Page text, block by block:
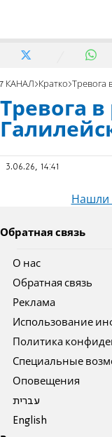
7 КАНАЛ Кратко Тревога
Тревога
3.06.26, 14:41
Нашли
Обратная связь
О нас
Обратная связь
Реклама
Использование
Политика
Специальные
Оповещения
עברית
English